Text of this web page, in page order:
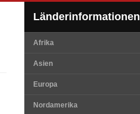
Länderinformationen
Afrika
Asien
Europa
Nordamerika